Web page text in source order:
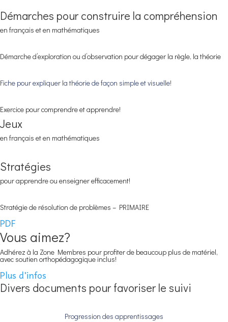
Démarches pour construire la compréhension
en français et en mathématiques
Démarche d’exploration ou d’observation pour dégager la règle, la théorie
Fiche pour expliquer la théorie de façon simple et visuelle!
Exercice pour comprendre et apprendre!
Jeux
en français et en mathématiques
Stratégies
pour apprendre ou enseigner efficacement!
Stratégie de résolution de problèmes – PRIMAIRE
PDF
Vous aimez?
Adhérez à la Zone Membres pour profiter de beaucoup plus de matériel,
avec soutien orthopédagogique inclus!
Plus d'infos
Divers documents pour favoriser le suivi
Progression des apprentissages